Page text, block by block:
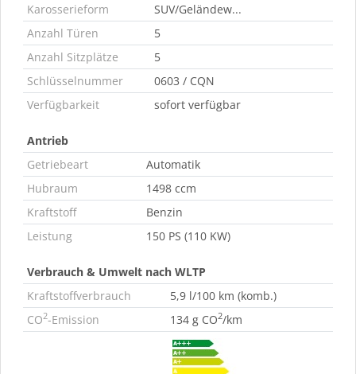
Karosserieform
SUV/Geländew...
Anzahl Türen
5
Anzahl Sitzplätze
5
Schlüsselnummer
0603 / CQN
Verfügbarkeit
sofort verfügbar
Antrieb
Getriebeart
Automatik
Hubraum
1498 ccm
Kraftstoff
Benzin
Leistung
150 PS (110 KW)
Verbrauch & Umwelt nach WLTP
Kraftstoffverbrauch
5,9 l/100 km (komb.)
CO2-Emission 134 g CO2/km